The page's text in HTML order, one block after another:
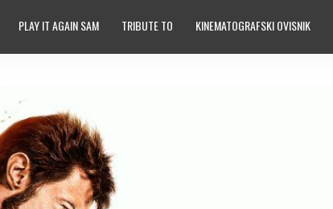
PLAY IT AGAIN SAM TRIBUTE TO KINEMATOGRAFSKI OVISNIK